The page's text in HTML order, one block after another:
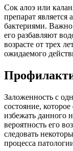
Сок алоэ или
препарат
бактериями. Важно
его разбавляют
возрасте от трех
ожидаемого
Заложенность с
состояние,
избежать данного
вероятность его
следовать
процесса